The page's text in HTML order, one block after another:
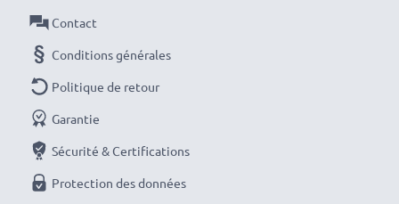
pour une livraison rapide et une garantie de 3 ans !
Contact
Conditions générales
Politique de retour
Garantie
Sécurité & Certifications
Protection des données